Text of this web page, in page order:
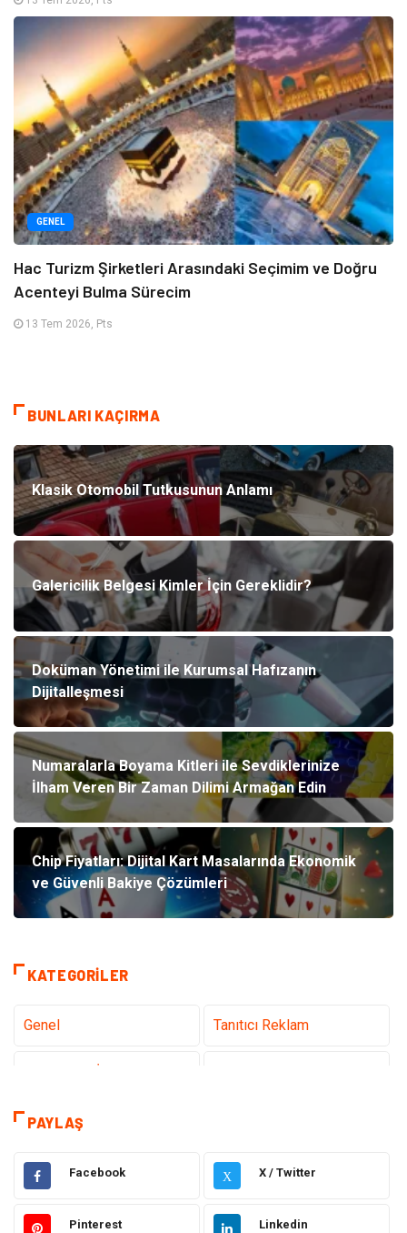
GENEL
Hac Turizm Şirketleri Arasındaki Seçimim ve Doğru
Acenteyi Bulma Sürecim
13 Tem 2026, Pts
BUNLARI KAÇIRMA
Klasik Otomobil Tutkusunun Anlamı
Galericilik Belgesi Kimler İçin Gereklidir?
Doküman Yönetimi ile Kurumsal Hafızanın
Dijitalleşmesi
Numaralarla Boyama Kitleri ile Sevdiklerinize
İlham Veren Bir Zaman Dilimi Armağan Edin
Chip Fiyatları: Dijital Kart Masalarında Ekonomik
ve Güvenli Bakiye Çözümleri
KATEGORILER
Genel Tanıtıcı Reklam
teknoloji
Hukuk Giyim
Elektronik Makine
PAYLAŞ
Facebook X X / Twitter
Pinterest Linkedin